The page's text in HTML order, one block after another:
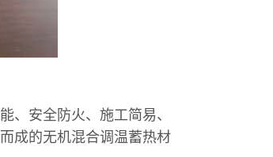
、安全防火、施工简易、
成的无机混合调温蓄热材